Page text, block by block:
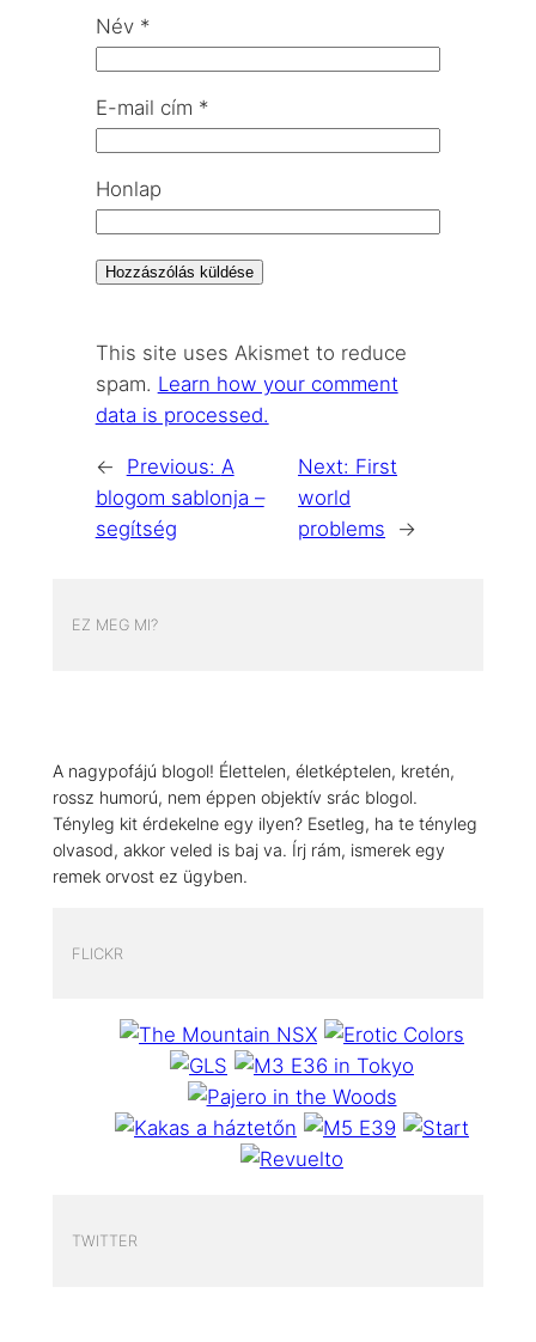
Név *
E-mail cím *
Honlap
This site uses Akismet to reduce
spam. Learn how your comment
data is processed.
← Previous: A
blogom sablonja –
segítség
Next: First
world
problems
→
EZ MEG MI?
A nagypofájú blogol! Élettelen, életképtelen, kretén,
rossz humorú, nem éppen objektív srác blogol.
Tényleg kit érdekelne egy ilyen? Esetleg, ha te tényleg
olvasod, akkor veled is baj va. Írj rám, ismerek egy
remek orvost ez ügyben.
FLICKR
TWITTER